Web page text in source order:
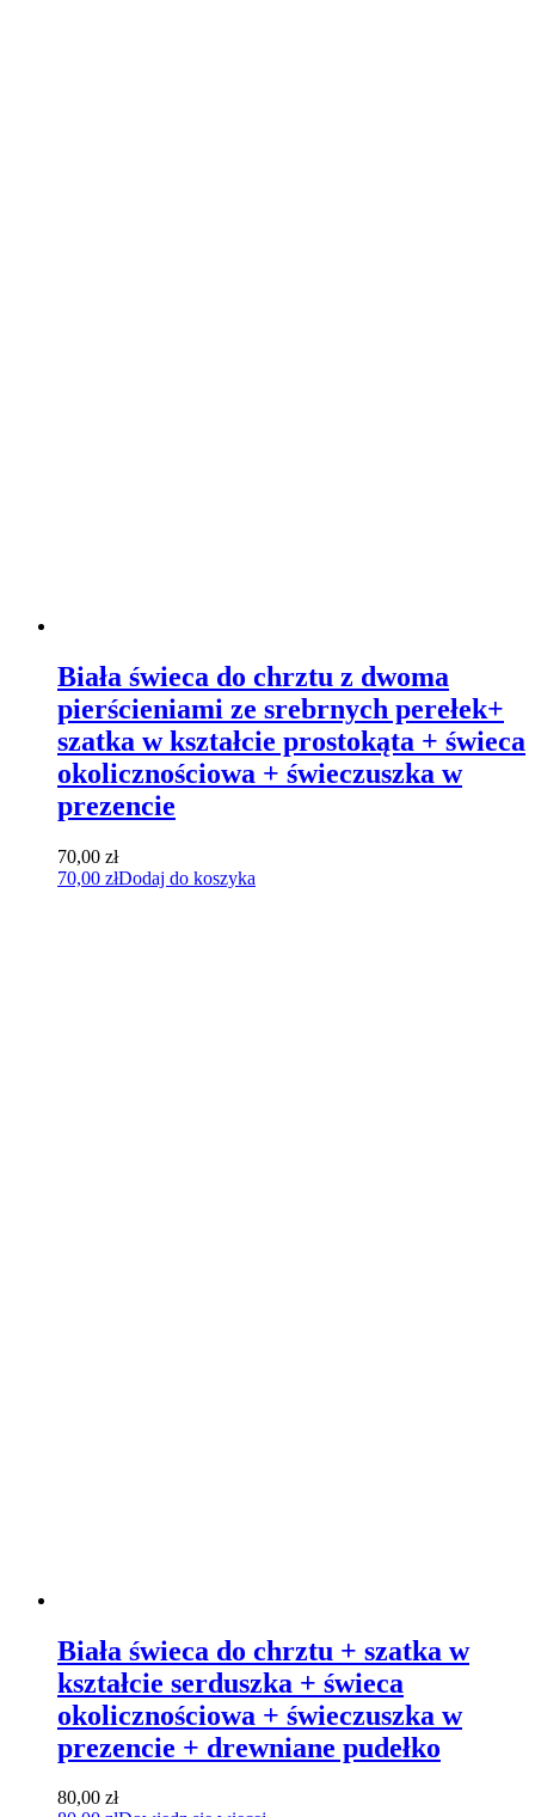
Biała świeca do chrztu z dwoma
pierścieniami ze srebrnych perełek+
szatka w kształcie prostokąta + świeca
okolicznościowa + świeczuszka w
prezencie
70,00 zł
70,00 złDodaj do koszyka
Biała świeca do chrztu + szatka w
kształcie serduszka + świeca
okolicznościowa + świeczuszka w
prezencie + drewniane pudełko
80,00 zł